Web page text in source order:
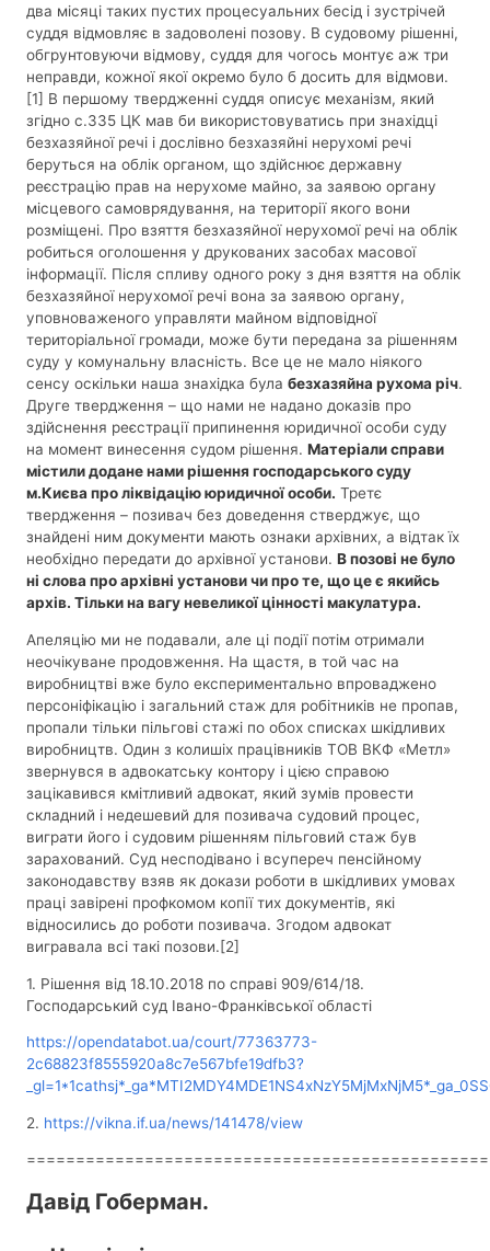
два місяці таких пустих процесуальних бесід і зустрічей
суддя відмовляє в задоволені позову. В судовому рішенні,
обгрунтовуючи відмову, суддя для чогось монтує аж три
неправди, кожної якої окремо було б досить для відмови.
[1] В першому твердженні суддя описує механізм, який
згідно с.335 ЦК мав би використовуватись при знахідці
безхазяйної речі і дослівно безхазяйні нерухомі речі
беруться на облік органом, що здійснює державну
реєстрацію прав на нерухоме майно, за заявою органу
місцевого самоврядування, на території якого вони
розміщені. Про взяття безхазяйної нерухомої речі на облік
робиться оголошення у друкованих засобах масової
інформації. Після спливу одного року з дня взяття на облік
безхазяйної нерухомої речі вона за заявою органу,
уповноваженого управляти майном відповідної
територіальної громади, може бути передана за рішенням
суду у комунальну власність. Все це не мало ніякого
сенсу оскільки наша знахідка була безхазяйна рухома річ.
Друге твердження – що нами не надано доказів про
здійснення реєстрації припинення юридичної особи суду
на момент винесення судом рішення. Матеріали справи
містили додане нами рішення господарського суду
м.Києва про ліквідацію юридичної особи. Третє
твердження – позивач без доведення стверджує, що
знайдені ним документи мають ознаки архівних, а відтак їх
необхідно передати до архівної установи. В позові не було
ні слова про архівні установи чи про те, що це є якийсь
архів. Тільки на вагу невеликої цінності макулатура.
Апеляцію ми не подавали, але ці події потім отримали
неочікуване продовження. На щастя, в той час на
виробництві вже було експериментально впроваджено
персоніфікацію і загальний стаж для робітників не пропав,
пропали тільки пільгові стажі по обох списках шкідливих
виробництв. Один з колишіх працівників ТОВ ВКФ «Метл»
звернувся в адвокатську контору і цією справою
зацікавився кмітливий адвокат, який зумів провести
складний і недешевий для позивача судовий процес,
виграти його і судовим рішенням пільговий стаж був
зарахований. Суд несподівано і всупереч пенсійному
законодавству взяв як докази роботи в шкідливих умовах
праці завірені профкомом копії тих документів, які
відносились до роботи позивача. Згодом адвокат
вигравала всі такі позови.[2]
1. Рішення від 18.10.2018 по справі 909/614/18.
Господарський суд Івано-Франківської області
https://opendatabot.ua/court/77363773-
2c68823f8555920a8c7e567bfe19dfb3?
2. https://vikna.if.ua/news/141478/view
Давід Гоберман.